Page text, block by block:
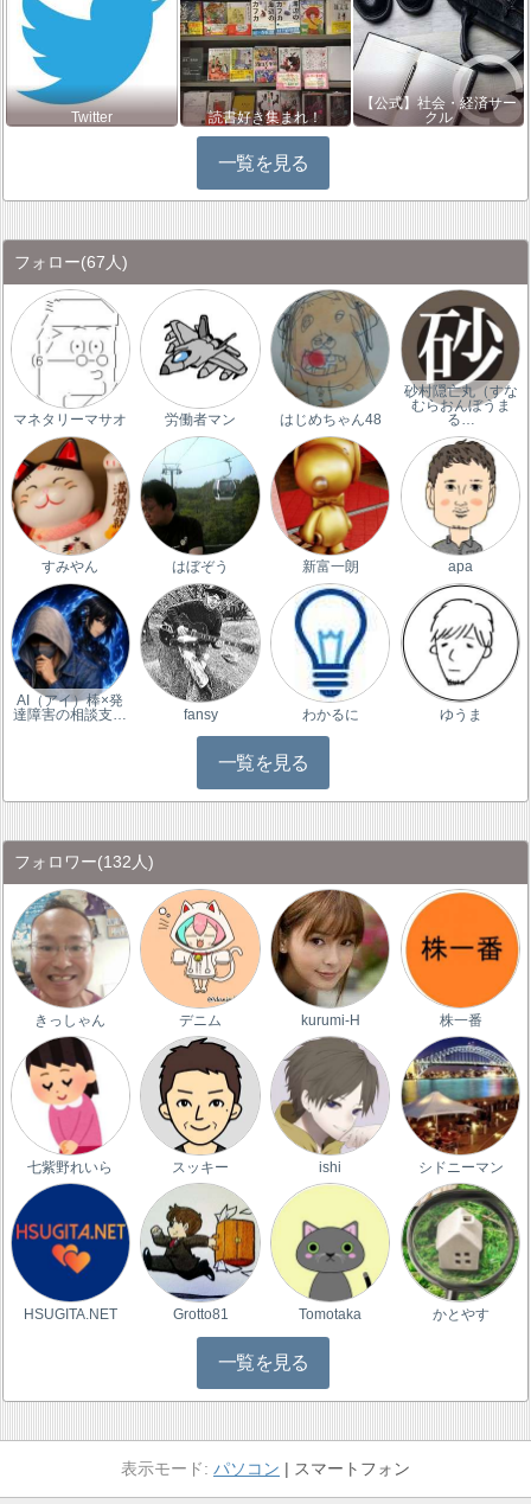
Twitter 読書好き集まれ！
【公式】社会・経済サー
クル
一覧を見る
フォロー(67人)
マネタリーマサオ 労働者マン はじめちゃん48
砂村隠亡丸（すな
むらおんぼうま
る…
すみやん はぼぞう 新富一朗 apa
AI（アイ）棒×発
達障害の相談支…
fansy わかるに ゆうま
一覧を見る
フォロワー(132人)
きっしゃん デニム kurumi-H 株一番
七紫野れいら スッキー ishi シドニーマン
HSUGITA.NET Grotto81 Tomotaka かとやす
一覧を見る
パソコン スマートフォン